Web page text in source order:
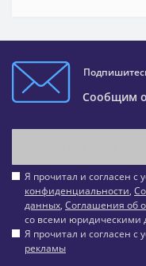
Сообщим о
Я прочитал и согласен с
конфиденциальности,
данных, Соглашения об
со всеми
Я прочитал и согласен с
рекламы